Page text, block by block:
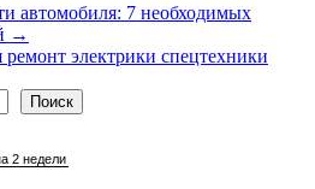
автомобиля: 7 необходимых
→
электрики спецтехники
Поиск